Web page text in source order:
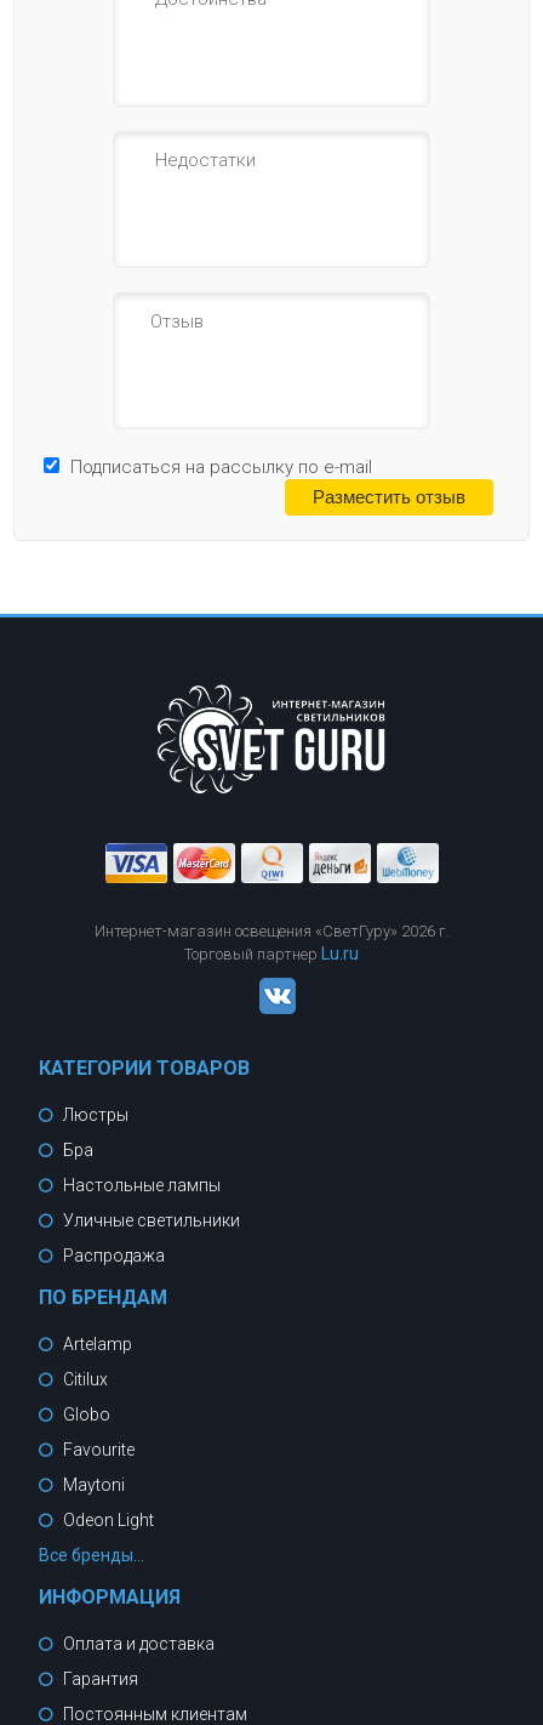
Подписаться на рассылку по e-mail
Интернет-магазин освещения «СветГуру» 2026 г.
Торговый партнер Lu.ru
КАТЕГОРИИ ТОВАРОВ
Люстры
Бра
Настольные лампы
Уличные светильники
Распродажа
ПО БРЕНДАМ
Artelamp
Citilux
Globo
Favourite
Maytoni
Odeon Light
Все бренды...
ИНФОРМАЦИЯ
Оплата и доставка
Гарантия
Постоянным клиентам